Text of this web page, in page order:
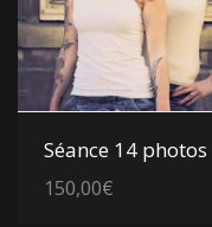
Voir les détails
Séance 14 photos
150,00€